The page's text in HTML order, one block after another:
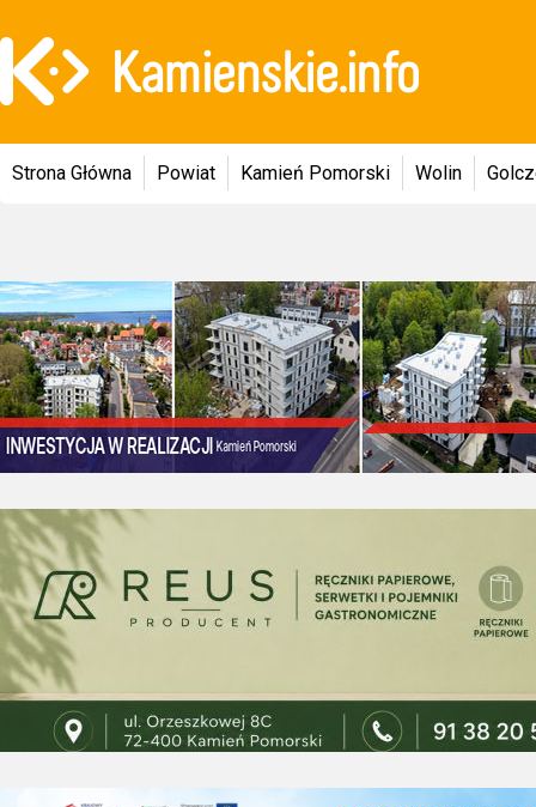
Strona Główna Powiat Kamień Pomorski Wolin